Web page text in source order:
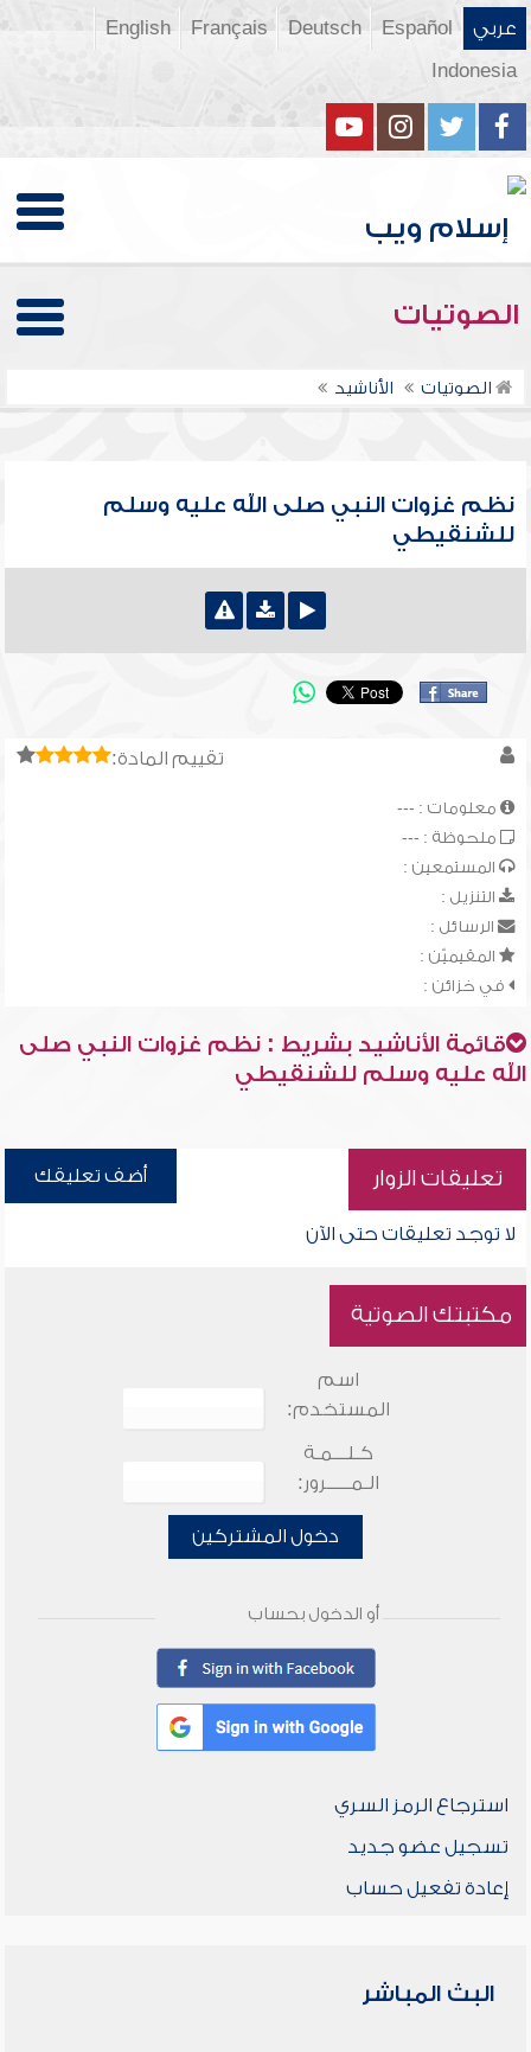
عربي Español
Deutsch
Français
English
Indonesia
الصوتيات
الصوتيات الأناشيد
نظم غزوات النبي صلى الله عليه وسلم
للشنقيطي
تقييم المادة:
معلومات : ---
ملحوظة : ---
المستمعين :
التنزيل :
الرسائل :
المقيميّن :
في خزائن :
قائمة الأناشيد بشريط : نظم غزوات النبي صلى
الله عليه وسلم للشنقيطي
تعليقات الزوار أضف تعليقك
لا توجد تعليقات حتى الآن
مكتبتك الصوتية
اسم
المستخدم:
كـلـــمـة
الـمـــــرور:
دخول المشتركين
أو الدخول بحساب
استرجاع الرمز السري
تسجيل عضو جديد
إعادة تفعيل حساب
البث المباشر